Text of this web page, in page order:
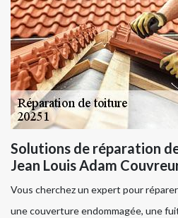
Solutions de réparation
Jean Louis Adam
Vous cherchez un expert pour
une couverture endommagée, une